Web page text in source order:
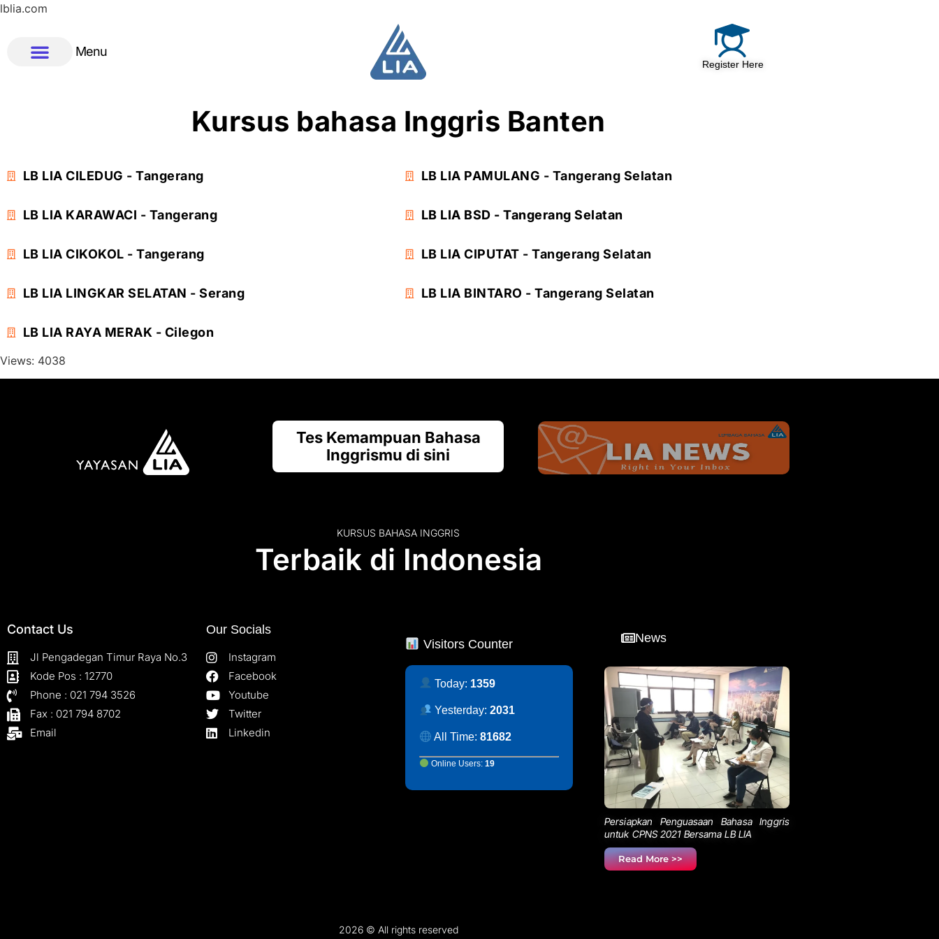
lblia.com
Menu
Register Here
Kursus bahasa Inggris Banten
LB LIA CILEDUG - Tangerang LB LIA PAMULANG - Tangerang Selatan
LB LIA KARAWACI - Tangerang LB LIA BSD - Tangerang Selatan
LB LIA CIKOKOL - Tangerang LB LIA CIPUTAT - Tangerang Selatan
LB LIA LINGKAR SELATAN - Serang LB LIA BINTARO - Tangerang Selatan
LB LIA RAYA MERAK - Cilegon
Views: 4038
Tes Kemampuan Bahasa
Inggrismu di sini
KURSUS BAHASA INGGRIS
Terbaik di Indonesia
Contact Us
Jl Pengadegan Timur Raya No.3
Kode Pos : 12770
Phone : 021 794 3526
Fax : 021 794 8702
Email
Our Socials
Instagram
Facebook
Youtube
Twitter
Linkedin
Visitors Counter
Today: 1359
Yesterday:2031
All Time:81682
Online Users: 19
News
Persiapkan Penguasaan Bahasa Inggris
untuk CPNS 2021 Bersama LB LIA
Read More >>
2026 © All rights reserved